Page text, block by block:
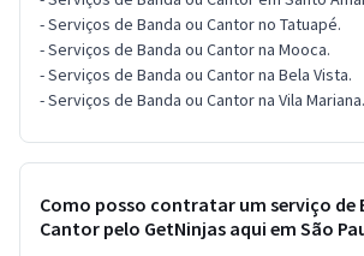
- Serviços de Banda ou Cantor no Tatuapé.
- Serviços de Banda ou Cantor na Mooca.
- Serviços de Banda ou Cantor na Bela Vista.
- Serviços de Banda ou Cantor na Vila Mariana.
Como posso contratar um serviço de
Cantor pelo GetNinjas aqui em São